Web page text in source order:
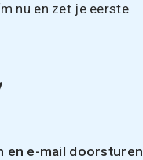
nu en zet je eerste
en e-mail doorsturen